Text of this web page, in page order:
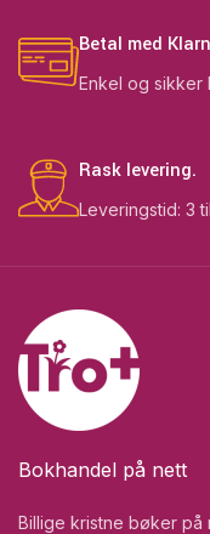
Betal med
Enkel og sikker
Rask levering.
Leveringstid: 3
Bokhandel på nett
Billige kristne bøker på